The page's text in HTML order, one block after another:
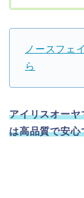
ノースフェ
ら
アイリスオーヤ
は高品質で安心